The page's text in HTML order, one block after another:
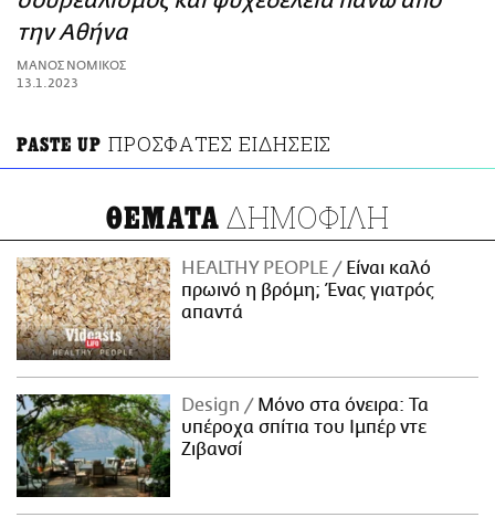
ΑΜΠΑ
PRINT
την Αθήνα
ΜΑΝΟΣ ΝΟΜΙΚΟΣ
13.1.2023
PASTE UP ΠΡΟΣΦΑΤΕΣ ΕΙΔΗΣΕΙΣ
ΘΕΜΑΤΑ ΔΗΜΟΦΙΛΗ
HEALTHY PEOPLE
Είναι καλό
πρωινό η βρόμη; Ένας γιατρός
απαντά
Design
Μόνο στα όνειρα: Τα
υπέροχα σπίτια του Ιμπέρ ντε
Ζιβανσί